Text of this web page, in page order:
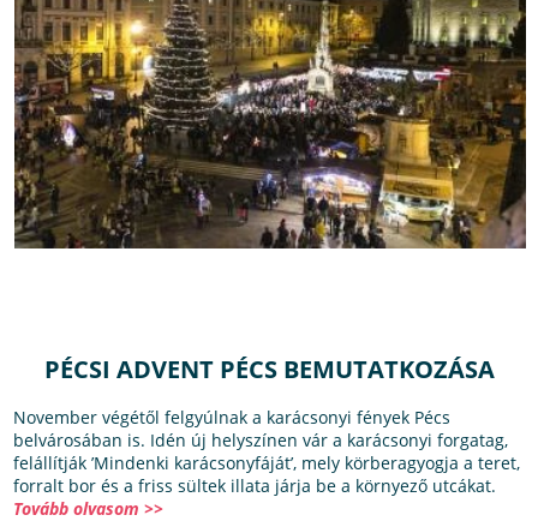
PÉCSI ADVENT PÉCS BEMUTATKOZÁSA
November végétől felgyúlnak a karácsonyi fények Pécs
belvárosában is. Idén új helyszínen vár a karácsonyi forgatag,
felállítják ’Mindenki karácsonyfáját’, mely körberagyogja a teret,
forralt bor és a friss sültek illata járja be a környező utcákat.
Tovább olvasom >>